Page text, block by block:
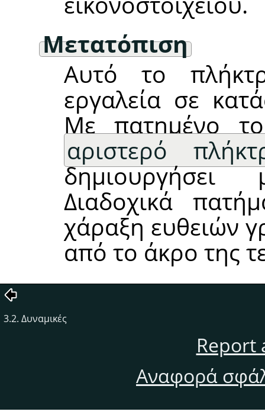
Μετατόπιση
Αυτό το
εργαλεία σε
Με πατημένο
αριστερό
Διαδοχικά
χάραξη ευθειών
από το άκρο της
3.2. Δυναμικές
Report
Αναφορά